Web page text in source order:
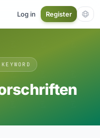
Log in Register